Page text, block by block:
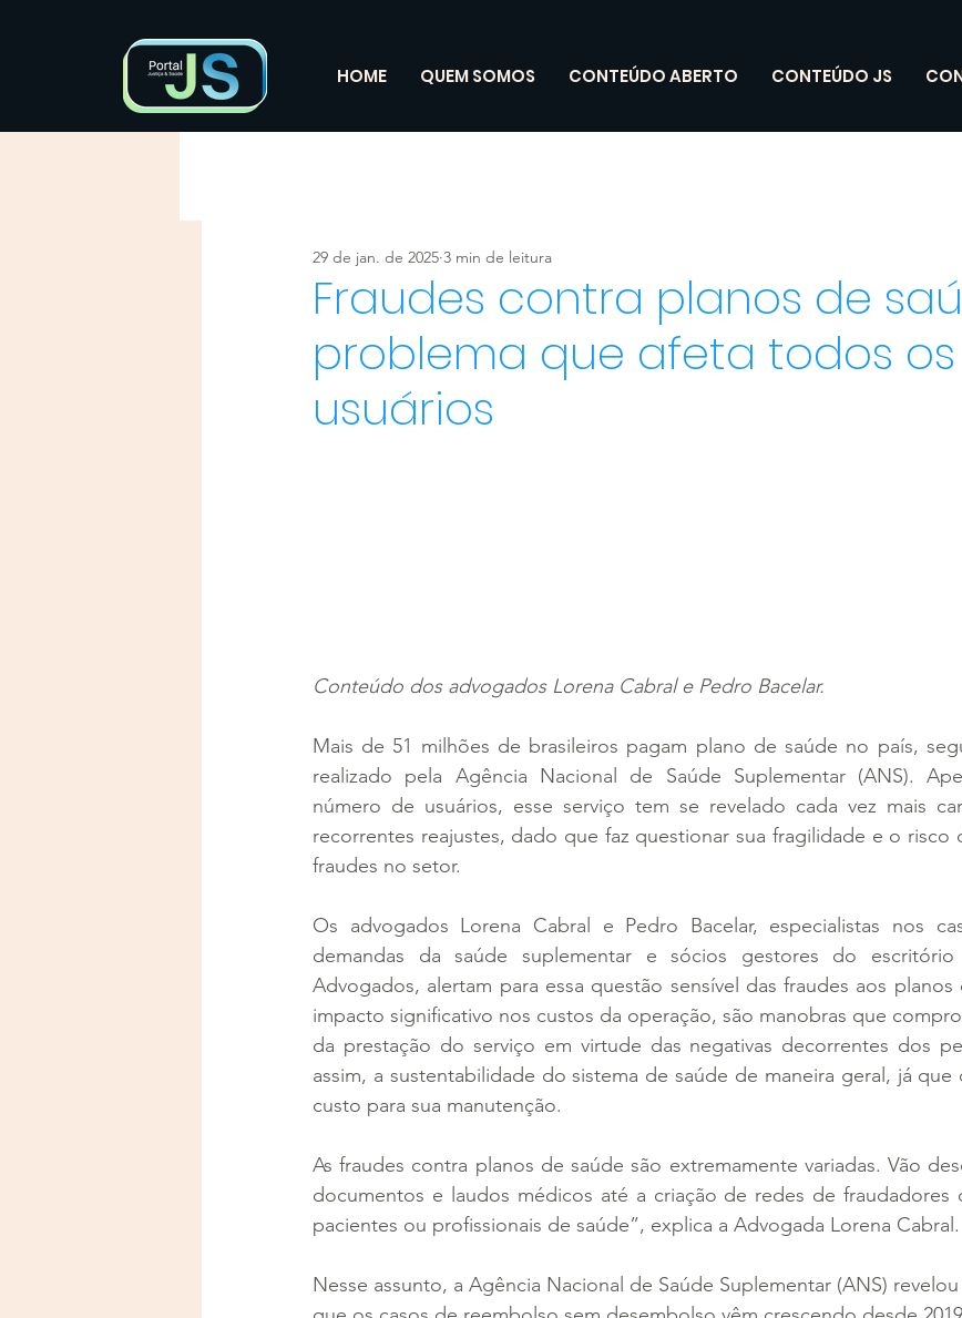
HOME QUEM SOMOS CONTEÚDO ABERTO CONTEÚDO JS
Fraudes contra planos de
problema que afeta todos os
usuários
29 de jan. de 2025 3 min de leitura
Conteúdo dos advogados Lorena Cabral e Pedro Bacelar.
Mais de 51 milhões de brasileiros pagam plano de saúde no país,
realizado pela Agência Nacional de Saúde Suplementar (ANS).
número de usuários, esse serviço tem se revelado cada vez mais
recorrentes reajustes, dado que faz questionar sua fragilidade e o risco
fraudes no setor.
Os advogados Lorena Cabral e Pedro Bacelar, especialistas nos
demandas da saúde suplementar e sócios gestores do escritório
Advogados, alertam para essa questão sensível das fraudes aos
impacto significativo nos custos da operação, são manobras que
da prestação do serviço em virtude das negativas decorrentes dos
assim, a sustentabilidade do sistema de saúde de maneira geral, já que
custo para sua manutenção.
As fraudes contra planos de saúde são extremamente variadas. Vão
documentos e laudos médicos até a criação de redes de fraudadores
pacientes ou profissionais de saúde”, explica a Advogada Lorena Cabral.
Nesse assunto, a Agência Nacional de Saúde Suplementar (ANS)